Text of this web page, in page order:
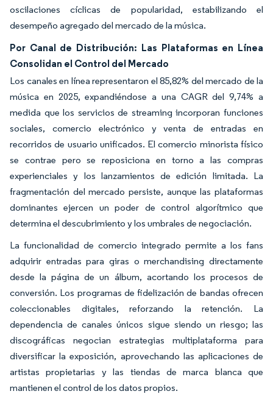
oscilaciones cíclicas de popularidad, estabilizando el
desempeño agregado del mercado de la música.
Por Canal de Distribución: Las Plataformas en Línea
Consolidan el Control del Mercado
Los canales en línea representaron el 85,82% del mercado de la
música en 2025, expandiéndose a una CAGR del 9,74% a
medida que los servicios de streaming incorporan funciones
sociales, comercio electrónico y venta de entradas en
recorridos de usuario unificados. El comercio minorista físico
se contrae pero se reposiciona en torno a las compras
experienciales y los lanzamientos de edición limitada. La
fragmentación del mercado persiste, aunque las plataformas
dominantes ejercen un poder de control algorítmico que
determina el descubrimiento y los umbrales de negociación.
La funcionalidad de comercio integrado permite a los fans
adquirir entradas para giras o merchandising directamente
desde la página de un álbum, acortando los procesos de
conversión. Los programas de fidelización de bandas ofrecen
coleccionables digitales, reforzando la retención. La
dependencia de canales únicos sigue siendo un riesgo; las
discográficas negocian estrategias multiplataforma para
diversificar la exposición, aprovechando las aplicaciones de
artistas propietarias y las tiendas de marca blanca que
mantienen el control de los datos propios.